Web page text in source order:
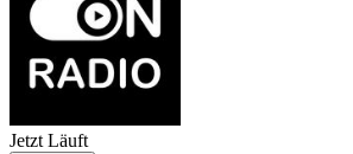
Jetzt Läuft